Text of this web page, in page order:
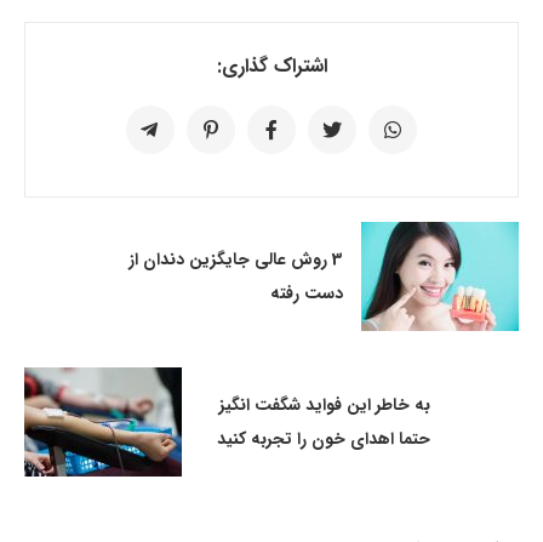
اشتراک گذاری:
3 روش عالی جایگزین دندان از
دست رفته
به خاطر این فواید شگفت انگیز
حتما اهدای خون را تجربه کنید